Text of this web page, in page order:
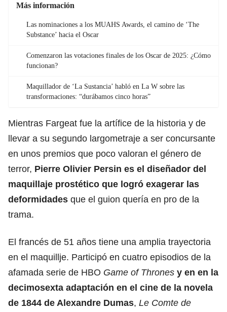
Más información
Las nominaciones a los MUAHS Awards, el camino de ‘The
Substance’ hacia el Oscar
Comenzaron las votaciones finales de los Oscar de 2025: ¿Cómo
funcionan?
Maquillador de ‘La Sustancia’ habló en La W sobre las
transformaciones: “durábamos cinco horas”
Mientras Fargeat fue la artífice de la historia y de
llevar a su segundo largometraje a ser concursante
en unos premios que poco valoran el género de
terror, Pierre Olivier Persin es el diseñador del
maquillaje prostético que logró exagerar las
deformidades que el guion quería en pro de la
trama.
El francés de 51 años tiene una amplia trayectoria
en el maquillje. Participó en cuatro episodios de la
afamada serie de HBO Game of Thrones y en en la
decimosexta adaptación en el cine de la novela
de 1844 de Alexandre Dumas, Le Comte de